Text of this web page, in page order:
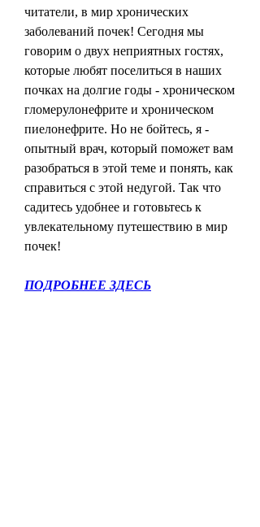
читатели, в мир хронических
заболеваний почек! Сегодня мы
говорим о двух неприятных гостях,
которые любят поселиться в наших
почках на долгие годы - хроническом
гломерулонефрите и хроническом
пиелонефрите. Но не бойтесь, я -
опытный врач, который поможет вам
разобраться в этой теме и понять, как
справиться с этой недугой. Так что
садитесь удобнее и готовьтесь к
увлекательному путешествию в мир
почек!
ПОДРОБНЕЕ ЗДЕСЬ